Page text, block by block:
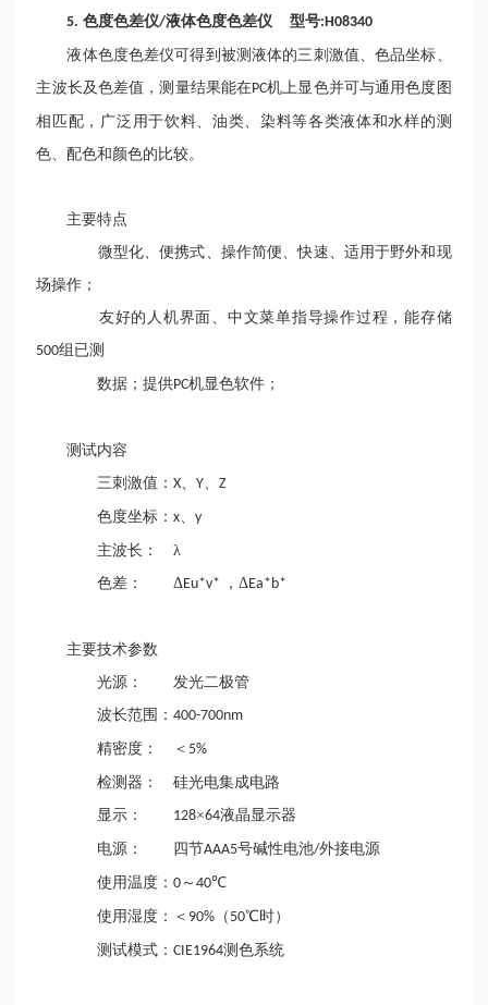
5. 色度色差仪/液体色度色差仪 型号:H08340
液体色度色差仪可得到被测液体的三刺激值、色品坐标、
主波长及色差值，测量结果能在PC机上显色并可与通用色度图
相匹配，广泛用于饮料、油类、染料等各类液体和水样的测
色、配色和颜色的比较。
主要特点
微型化、便携式、操作简便、快速、适用于野外和现
场操作；
友好的人机界面、中文菜单指导操作过程，能存储
500组已测
数据；提供PC机显色软件；
测试内容
三刺激值：X 、Y 、Z
色度坐标：x 、y
主波长： λ
色差： ΔEu*v* ，ΔEa*b*
主要技术参数
光源： 发光二极管
波长范围：400-700nm
精密度： ＜ 5%
检测器： 硅光电集成电路
显示： 128×64液晶显示器
电源： 四节AAA5号碱性电池/外接电源
使用温度：0 ～40℃
使用湿度：＜ 90% （ 50℃时）
测试模式：CIE1964测色系统